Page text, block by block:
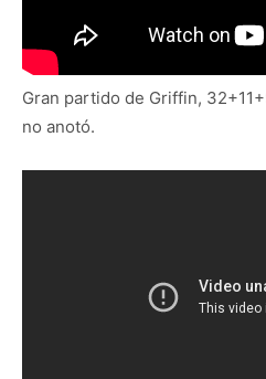
Gran partido de Griffin,
no anotó.